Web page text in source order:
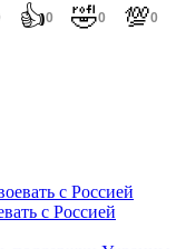
👍0 🤣0 💯0
с Россией